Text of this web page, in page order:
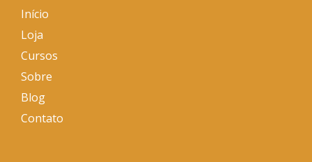
k
-
f
Início
Loja
Cursos
Sobre
Blog
Contato